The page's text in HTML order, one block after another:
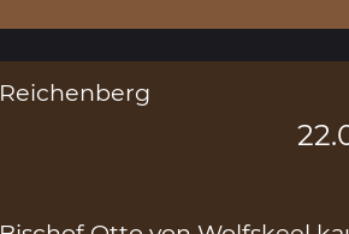
Reichenberg